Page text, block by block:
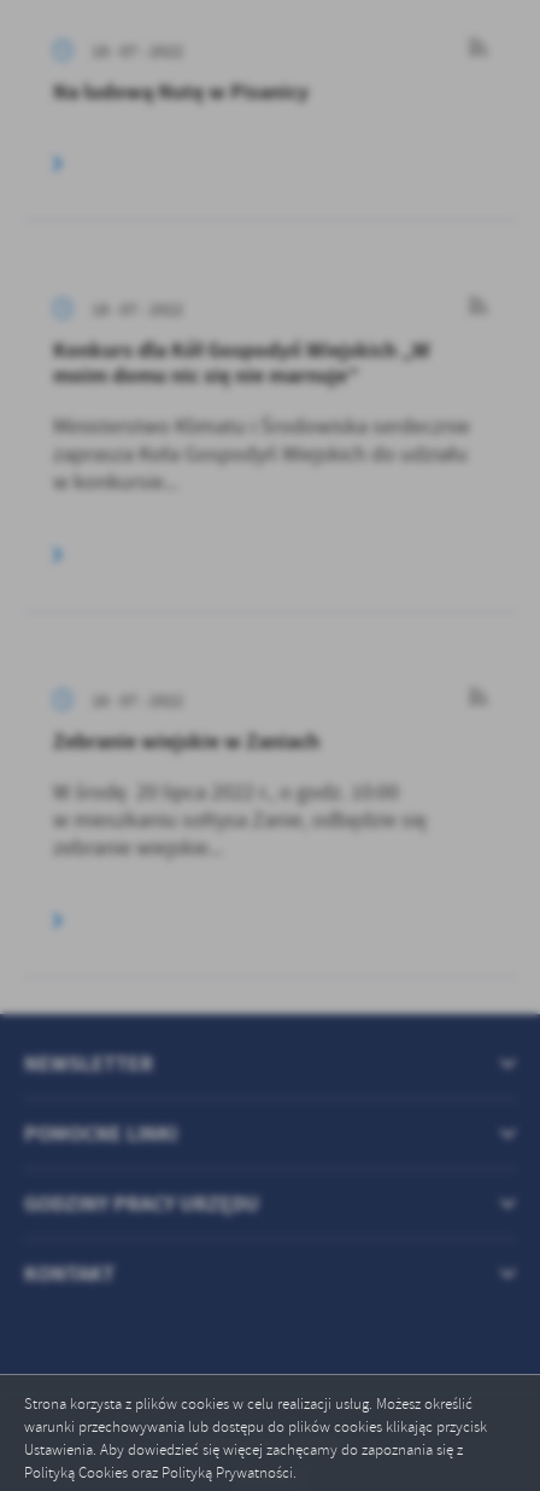
Strona korzysta z plików cookies w celu realizacji usług. Możesz określić
warunki przechowywania lub dostępu do plików cookies klikając przycisk
Ustawienia. Aby dowiedzieć się więcej zachęcamy do zapoznania się z
Polityką Cookies oraz Polityką Prywatności.
Na ludową Nutę w Pisanicy
Konkurs dla Kół Gospodyń Wiejskich „W
moim domu nic się nie marnuje”
Ministerstwo Klimatu i Środowiska serdecznie
zaprasza Koła Gospodyń Wiejskich do udziału
w konkursie...
Zebranie wiejskie w Zaniach
W środę 20 lipca 2022 r., o godz. 10:00
w mieszkaniu sołtysa Zanie, odbędzie się
zebranie wiejskie...
POMOCNE LINKI
NEWSLETTER
GODZINY PRACY URZĘDU
KONTAKT
Odwiedzin: 709087
Online: 1